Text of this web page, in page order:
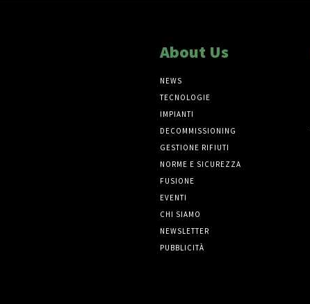
About Us
NEWS
TECNOLOGIE
IMPIANTI
DECOMMISSIONING
GESTIONE RIFIUTI
NORME E SICUREZZA
FUSIONE
EVENTI
CHI SIAMO
NEWSLETTER
PUBBLICITÀ